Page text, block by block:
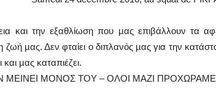
και την εξαθλίωση που µας επιβάλλουν τα
ζωή µας. Δεν φταίει ο διπλανός µας για την
µας καταπιέζει.
ΜΕΙΝΕΙ ΜΟΝΟΣ ΤΟΥ – ΟΛΟΙ ΜΑΖΙ ΠΡΟΧΩΡΑΜΕ